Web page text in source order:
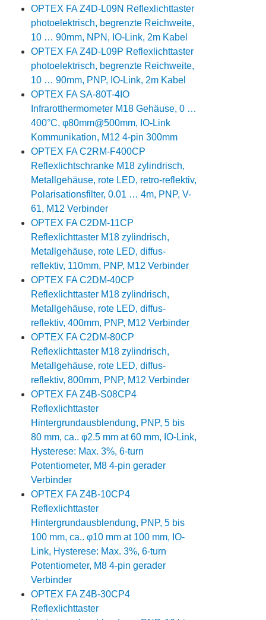
OPTEX FA Z4D-L09N Reflexlichttaster
photoelektrisch, begrenzte Reichweite,
10 … 90mm, NPN, IO-Link, 2m Kabel
OPTEX FA Z4D-L09P Reflexlichttaster
photoelektrisch, begrenzte Reichweite,
10 … 90mm, PNP, IO-Link, 2m Kabel
OPTEX FA SA-80T-4IO
Infrarotthermometer M18 Gehäuse, 0 …
400°C, φ80mm@500mm, IO-Link
Kommunikation, M12 4-pin 300mm
OPTEX FA C2RM-F400CP
Reflexlichtschranke M18 zylindrisch,
Metallgehäuse, rote LED, retro-reflektiv,
Polarisationsfilter, 0.01 … 4m, PNP, V-
61, M12 Verbinder
OPTEX FA C2DM-11CP
Reflexlichttaster M18 zylindrisch,
Metallgehäuse, rote LED, diffus-
reflektiv, 110mm, PNP, M12 Verbinder
OPTEX FA C2DM-40CP
Reflexlichttaster M18 zylindrisch,
Metallgehäuse, rote LED, diffus-
reflektiv, 400mm, PNP, M12 Verbinder
OPTEX FA C2DM-80CP
Reflexlichttaster M18 zylindrisch,
Metallgehäuse, rote LED, diffus-
reflektiv, 800mm, PNP, M12 Verbinder
OPTEX FA Z4B-S08CP4
Reflexlichttaster
Hintergrundausblendung, PNP, 5 bis
80 mm, ca.. φ2.5 mm at 60 mm, IO-Link,
Hysterese: Max. 3%, 6-turn
Potentiometer, M8 4-pin gerader
Verbinder
OPTEX FA Z4B-10CP4
Reflexlichttaster
Hintergrundausblendung, PNP, 5 bis
100 mm, ca.. φ10 mm at 100 mm, IO-
Link, Hysterese: Max. 3%, 6-turn
Potentiometer, M8 4-pin gerader
Verbinder
OPTEX FA Z4B-30CP4
Reflexlichttaster